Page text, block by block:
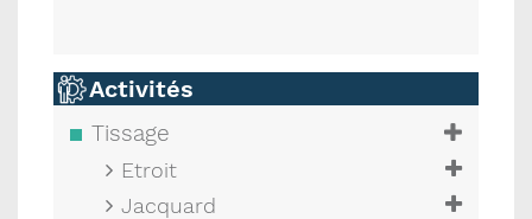
Activités
Tissage
Etroit
Jacquard